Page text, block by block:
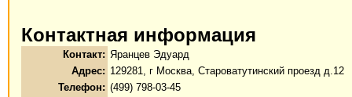
Контактная информация
Контакт: Яранцев Эдуард
Адрес: 129281, г Москва, Староватутинский проезд д.12
Телефон: (499) 798-03-45